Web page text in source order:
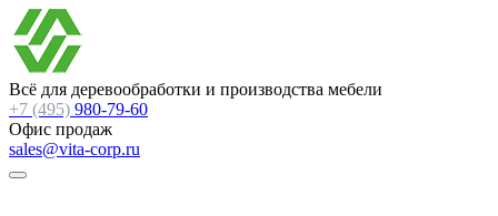
Всё для деревообработки и производства мебели
+7 (495) 980-79-60
Офис продаж
sales@vita-corp.ru